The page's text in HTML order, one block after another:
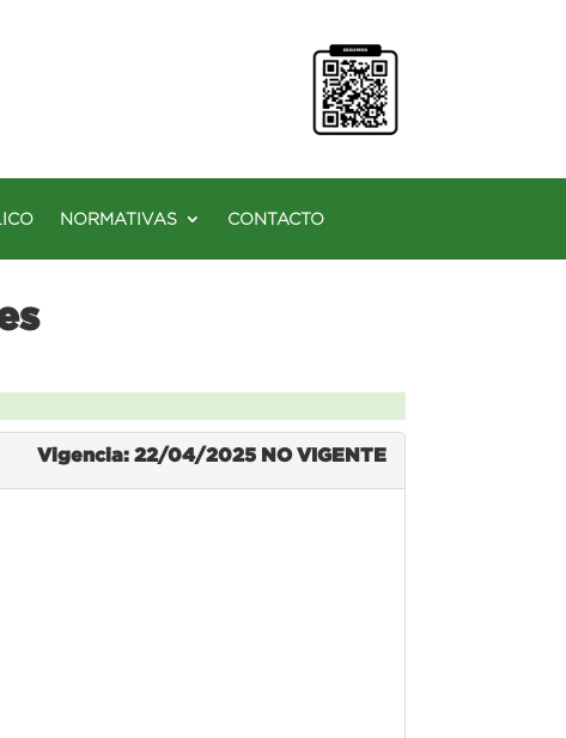
NORMATIVAS CONTACTO
Vigencia: 22/04/2025 NO VIGENTE